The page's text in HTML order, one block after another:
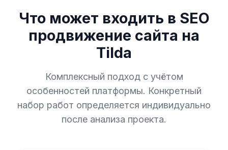
Что может входить в SEO
продвижение сайта на
Tilda
Комплексный подход с учётом
особенностей платформы. Конкретный
набор работ определяется индивидуально
после анализа проекта.